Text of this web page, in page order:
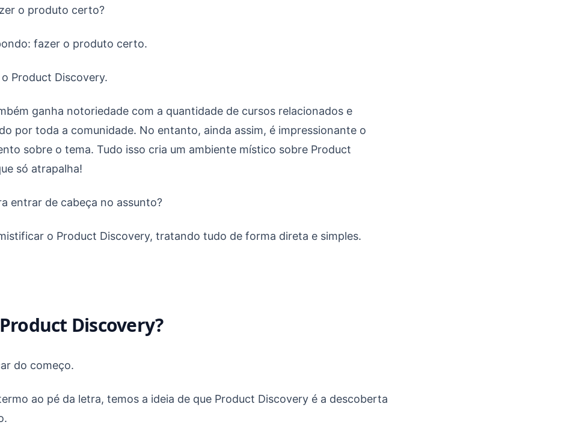
o produto certo?
fazer o produto certo.
Product Discovery.
ganha notoriedade com a quantidade de cursos relacionados e
por toda a comunidade. No entanto, ainda assim, é impressionante o
sobre o tema. Tudo isso cria um ambiente místico sobre Product
só atrapalha!
entrar de cabeça no assunto?
o Product Discovery, tratando tudo de forma direta e simples.
Discovery?
do começo.
ao pé da letra, temos a ideia de que Product Discovery é a descoberta